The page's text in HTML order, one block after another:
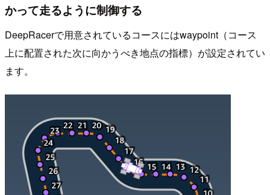
かって走るように制御する
DeepRacerで用意されているコースにはwaypoint（コース
上に配置された次に向かうべき地点の指標）が設定されてい
ます。